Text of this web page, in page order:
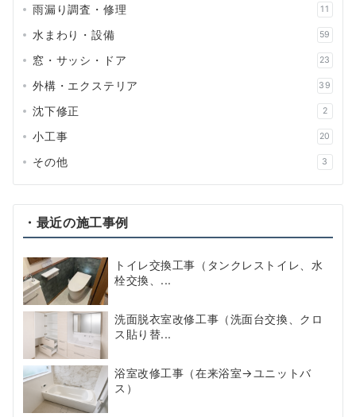
雨漏り調査・修理 11
水まわり・設備 59
窓・サッシ・ドア 23
外構・エクステリア 39
沈下修正 2
小工事 20
その他 3
・最近の施工事例
トイレ交換工事（タンクレストイレ、水
栓交換、...
洗面脱衣室改修工事（洗面台交換、クロ
ス貼り替...
浴室改修工事（在来浴室→ユニットバ
ス）